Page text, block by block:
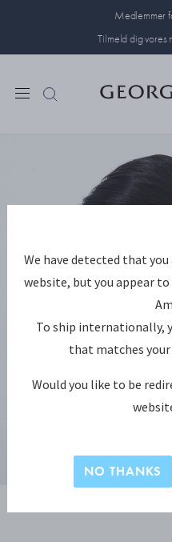
Medlemmer
Tilmeld dig vores
Vis din kærlighed til kvinderne
datter – med
SE
We have detected that
website, but you appear
To ship internationally,
that matches
Would you like to be
NO THANKS